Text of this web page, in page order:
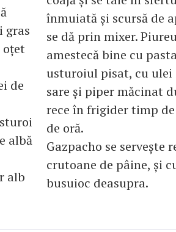
gras
oţet
de
albă
alb
înmuiată şi scursă de
se dă prin mixer.
amestecă bine cu
usturoiul pisat, cu ulei
sare şi piper măcinat
rece în frigider timp
de oră.
Gazpacho se serveşte
crutoane de pâine, şi
busuioc deasupra.